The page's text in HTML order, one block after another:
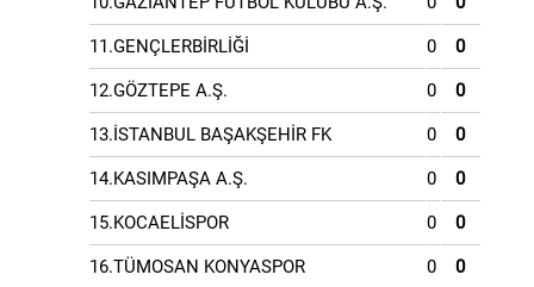
11.GENÇLERBİRLİĞİ 0 0
12.GÖZTEPE A.Ş. 0 0
13.İSTANBUL BAŞAKŞEHİR FK 0 0
14.KASIMPAŞA A.Ş. 0 0
15.KOCAELİSPOR 0 0
16.TÜMOSAN KONYASPOR 0 0